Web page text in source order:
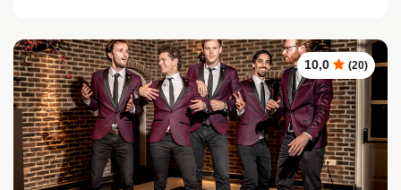
10,0 (20)